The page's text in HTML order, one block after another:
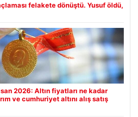
felakete dönüştü. Yusuf öldü,
2026: Altın fiyatları ne kadar
ve cumhuriyet altını alış satış